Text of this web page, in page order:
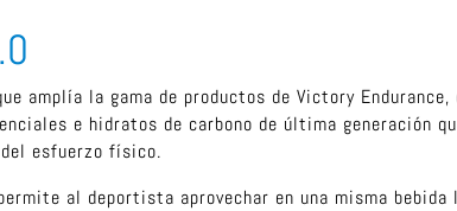
amplía la gama de productos de Victory Endurance,
e hidratos de carbono de última
esfuerzo físico.
al deportista aprovechar en una misma